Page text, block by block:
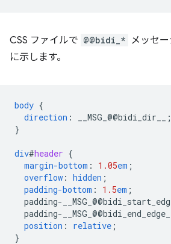
CSS ファイルで @@bidi_* メッセ
に示します。
body {
direction : __MSG_ @@bidi_dir__
;
}
div#header {
margin-bottom : 1.05em ;
overflow : hidden ;
padding-bottom : 1.5em ;
padding-__MSG_@@
padding-__MSG_@@bidi_end_edge__
position : relative ;
}